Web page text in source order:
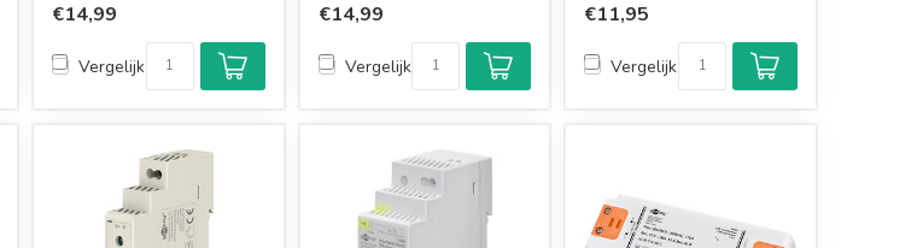
€14,99
Vergelijk
€14,99
Vergelijk
Klantenbeoordeling
9,2/10
Achteraf betalen
mogelijk
€11,95
Vergelijk